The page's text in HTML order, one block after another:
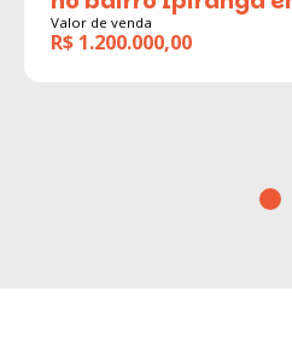
Valor de venda
R$ 1.200.000,00